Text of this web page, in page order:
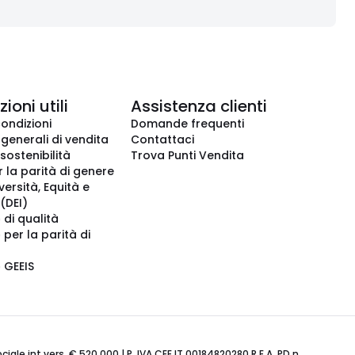
utili
di vendita
la parità di genere
Equità e
qualità
per la parità di
Assistenza clienti
Domande frequenti
Contattaci
Trova Punti Vendita